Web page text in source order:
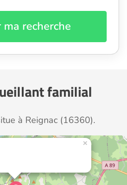
ma recherche
familial
à Reignac (16360).
×